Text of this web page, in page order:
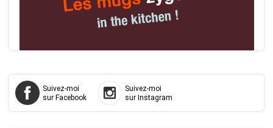
Suivez-moi
sur Facebook
Suivez-moi
sur Instagram